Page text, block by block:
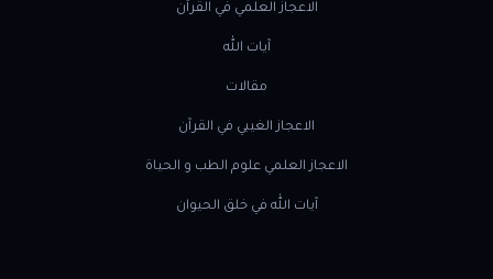
الاعجاز العلمي في القرآن
آيات الله
مقالات
الاعجاز الغيبي في القرآن
الاعجاز العلمي علوم الطب و الحياة
آيات الله في خلق الحيوان